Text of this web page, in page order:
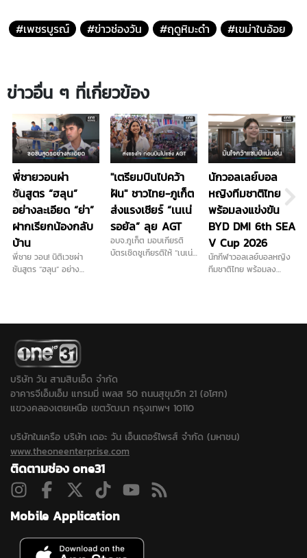
#เพชรบูรณ์ #ข่าวช่องวัน #ฤดูหิมะดำ #เขม่าใบอ้อย
ข่าวอื่น ๆ ที่เกี่ยวข้อง
พี่ชายวอนผ่า
ชันสูตร “ฮลุน”
อย่างละเอียด “ย่า”
ฝากเรียกน้องกลับ
บ้าน
พี่ชาย วอน! นิติเวชผ่า
ชันสูตร “ฮลุน” อย่าง
เท่านั้น...
"เตรียมบินไปคว้า
ฝัน" ชาวไทย-ภูเก็ต
ส่งแรงเชียร์ “เนเน่
รอยัล” ลุย AGT
อบจ.ภูเก็ต มอบเกียรติ
บัตรเชิดชูเกียรติให้ “เนเน่
นักวอลเลย์บอล
หญิงทีมชาติไทย
พร้อมลงแข่งขัน
BYD DMI 6th SEA
V Cup 2026
นักกีฬาวอลเลย์บอลหญิง
ทีมชาติไทย พร้อมลง
บริษัท วัน สามสิบเอ็ด จำกัด
อาคารจีเอ็มเอ็ม แกรมมี่ เพลส 50 ถนนสุขุมวิท 21 (อโศก)
แขวงคลองเตยเหนือ เขตวัฒนา กรุงเทพฯ 10110
บริษัทในเครือ บริษัท เดอะ วัน เอ็นเตอร์ไพรส์ จำกัด (มหาชน)
www.theoneenterprise.com
ติดตามช่อง one31
Mobile Application